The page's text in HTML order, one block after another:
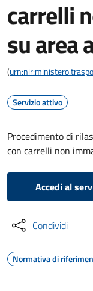
carrelli
su area
(
Servizio attivo
Procedimento di
con carrelli non
Accedi al
Condividi
Normativa di